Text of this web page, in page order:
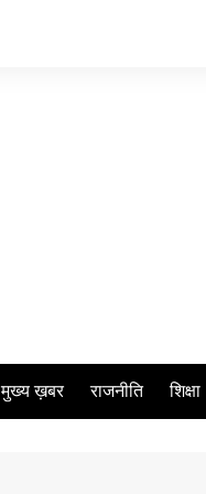
मुख्य ख़बर राजनीति शिक्षा